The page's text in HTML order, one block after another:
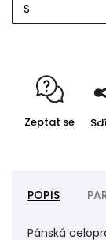
Zeptat se
POPIS
Pánská